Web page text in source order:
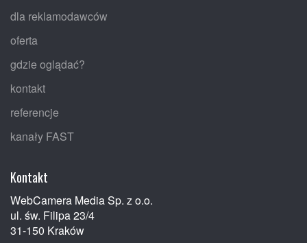
dla reklamodawców
oferta
gdzie oglądać?
kontakt
referencje
kanały FAST
Kontakt
WebCamera Media Sp. z o.o.
ul. św. Filipa 23/4
31-150 Kraków